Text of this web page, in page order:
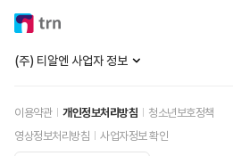
(주) 티알엔 사업자 정보
이용약관 개인정보처리방침
청소년보호정책
영상정보처리방침
사업자정보 확인